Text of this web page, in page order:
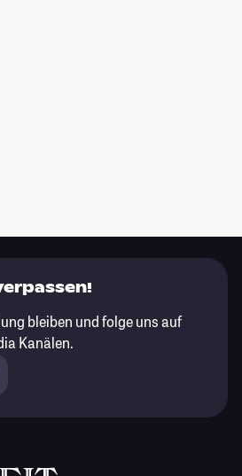
bleiben und folge uns auf
Kanälen.